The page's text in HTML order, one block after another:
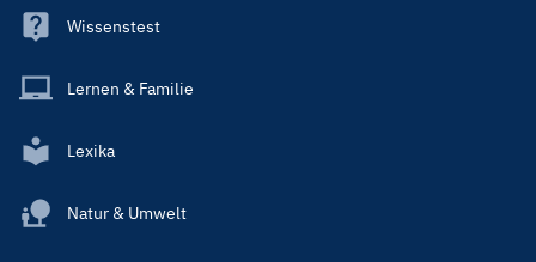
Wissenstest
Lernen & Familie
Lexika
Natur & Umwelt